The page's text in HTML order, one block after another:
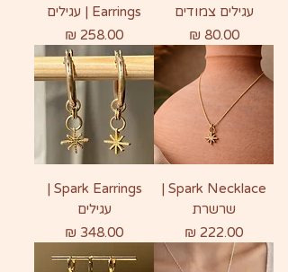
עגילים צמודים
מחיר‏80.00 ‏₪
Earrings | עגילים
מחיר
Spark Necklace |
שרשרת
מחיר
Spark Earrings |
עגילים
מחיר